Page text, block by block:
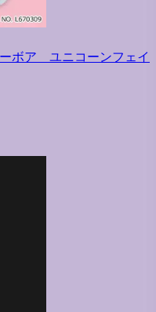
ボア ユニコーンフェイ